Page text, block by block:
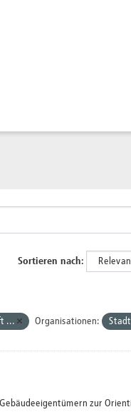
Sortieren nach
... Organisationen:
zur